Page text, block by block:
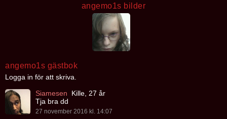
angemo1s bilder
angemo1s gästbok
Logga in för att skriva.
Siamesen
Kille, 27 år
Tja bra dd
27 november 2016 kl. 14:07